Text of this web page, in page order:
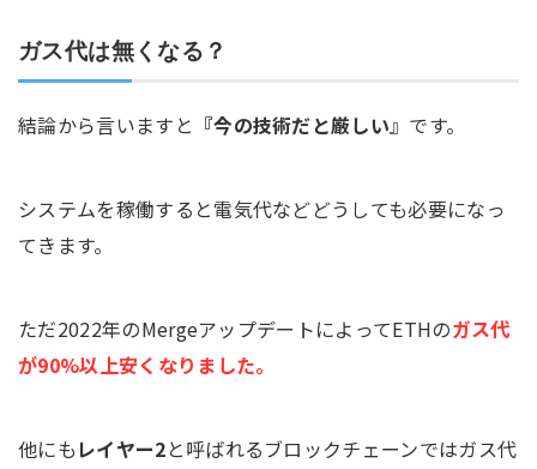
ガス代は無くなる？
結論から言いますと 『今の技術だと厳しい』です。
システムを稼働すると電気代などどうしても必要になっ
てきます。
ただ2022年のMergeアップデートによってETHのガス代
が90%以上安くなりました。
他にも レイヤー2と呼ばれるブロックチェーンではガス代